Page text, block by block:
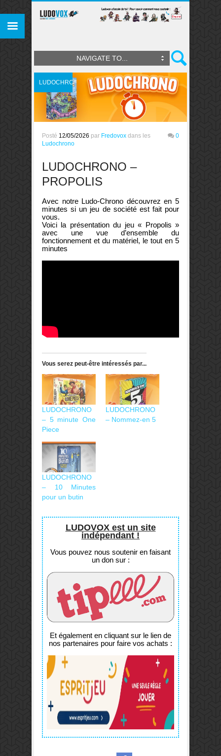
NAVIGATE TO...
LUDOCHRONO
Posté 12/05/2026 par Fredovox dans les
Ludochrono
0
LUDOCHRONO –
PROPOLIS
Avec notre Ludo-Chrono découvrez en 5
minutes si un jeu de société est fait pour
vous.
Voici la présentation du jeu « Propolis »
avec une vue d’ensemble du
fonctionnement et du matériel, le tout en 5
minutes
Vous serez peut-être intéressés par...
LUDOCHRONO
– 5 minute One
Piece
LUDOCHRONO
– Nommez-en 5
LUDOCHRONO
– 10 Minutes
pour un butin
LUDOVOX est un site
indépendant !
Vous pouvez nous soutenir en faisant
un don sur :
Et également en cliquant sur le lien de
nos partenaires pour faire vos achats :